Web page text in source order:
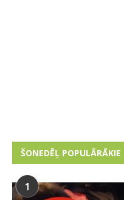
ŠONEDĒĻ POPULĀRĀKIE
1